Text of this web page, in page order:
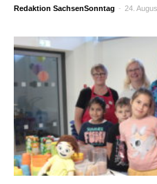
Redaktion SachsenSonntag - 24.